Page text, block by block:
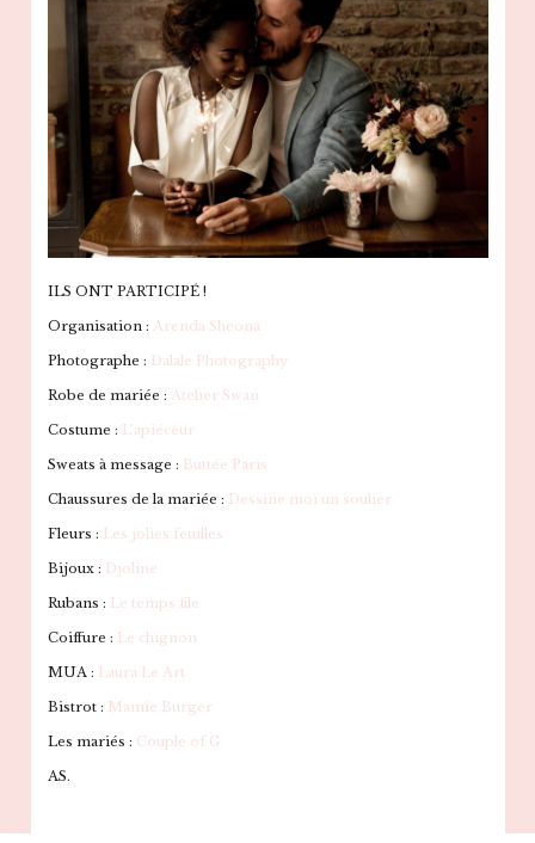
ILS ONT PARTICIPÉ !
Organisation : Arenda Sheona
Photographe : Dalale Photography
Robe de mariée : Atelier Swan
Costume : L’apiéceur
Sweats à message : Buttée Paris
Chaussures de la mariée : Dessine moi un soulier
Fleurs : Les jolies feuilles
Bijoux : Djoline
Rubans : Le temps file
Coiffure : Le chignon
MUA : Laura Le Art
Bistrot : Mamie Burger
Les mariés : Couple of G
AS.